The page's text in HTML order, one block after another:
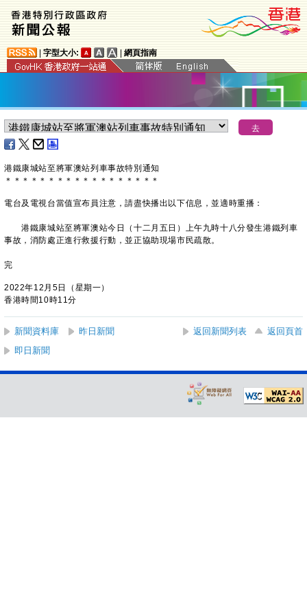
字型大小: 網頁指南
​港鐵康城站至將軍澳站列車事故特別通知
＊ ＊ ＊ ＊ ＊ ＊ ＊ ＊ ＊ ＊ ＊ ＊ ＊ ＊ ＊ ＊ ＊ ＊
電台及電視台當值宣布員注意，請盡快播出以下信息，並適時重播：
港鐵康城站至將軍澳站今日（十二月五日）上午九時十八分發生港鐵列車
事故，消防處正進行救援行動，並正協助現場市民疏散。
完
2022年12月5日（星期一）
香港時間10時11分
新聞資料庫 昨日新聞 返回新聞列表
返回頁首
即日新聞